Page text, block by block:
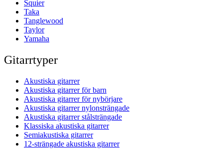
Squier
Taka
Tanglewood
Taylor
Yamaha
Gitarrtyper
Akustiska gitarrer
Akustiska gitarrer för barn
Akustiska gitarrer för nybörjare
Akustiska gitarrer nylonsträngade
Akustiska gitarrer stålsträngade
Klassiska akustiska gitarrer
Semiakustiska gitarrer
12-strängade akustiska gitarrer